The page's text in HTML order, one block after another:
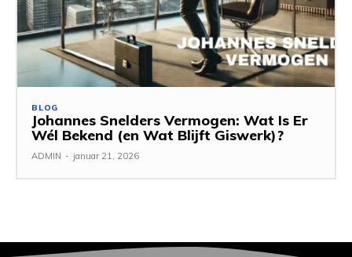
BLOG
Johannes Snelders Vermogen: Wat Is Er
Wél Bekend (en Wat Blijft Giswerk)?
ADMIN - januar 21, 2026